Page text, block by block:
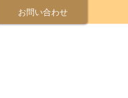
お問い合わせ